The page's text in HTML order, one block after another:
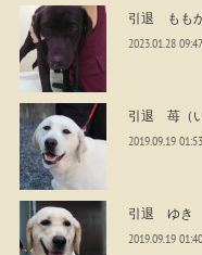
引退 もも
2023.01.28 09:47
引退 苺（
2019.09.19 01:53
引退 ゆき
2019.09.19 01:40